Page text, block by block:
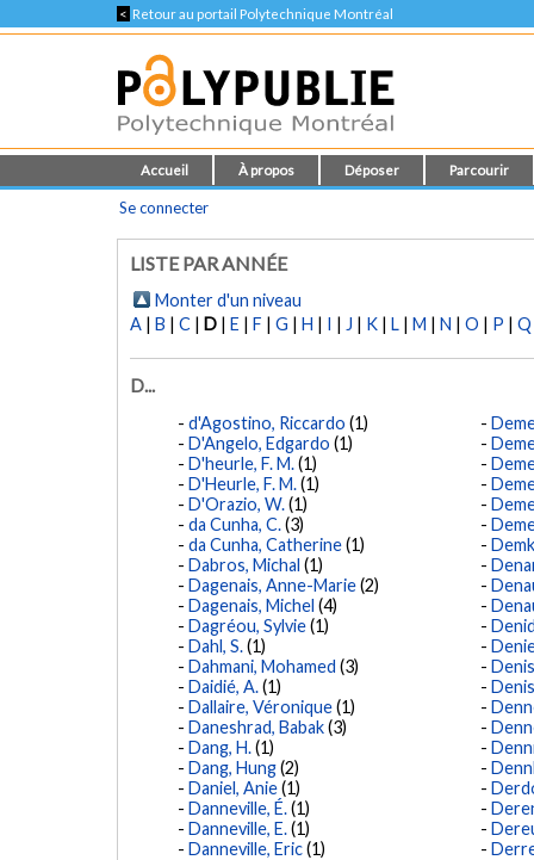
< Retour au portail Polytechnique Montréal
Accueil À propos Déposer Parcourir
Se connecter
LISTE PAR ANNÉE
Monter d'un niveau
A | B | C | D | E | F | G | H | I | J | K | L | M | N | O | P | Q
D...
d'Agostino, Riccardo (1)
D'Angelo, Edgardo (1)
D'heurle, F. M.(1)
D'Heurle, F. M.(1)
D'Orazio, W.(1)
da Cunha, C.(3)
da Cunha, Catherine(1)
Dabros, Michal (1)
Dagenais, Anne-Marie(2)
Dagenais, Michel (4)
Dagréou, Sylvie(1)
Dahl, S.(1)
Dahmani, Mohamed (3)
Daidié, A.(1)
Dallaire, Véronique(1)
Daneshrad, Babak(3)
Dang, H.(1)
Dang, Hung(2)
Daniel, Anie(1)
Danneville, É.(1)
Danneville, E.(1)
Danneville, Eric(1)